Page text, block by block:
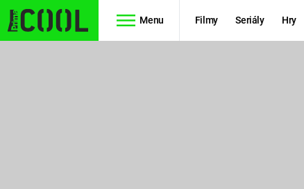
Menu Filmy Seriály Hry